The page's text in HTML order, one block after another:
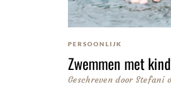
PERSOONLIJK
Zwemmen met
Geschreven doorStefani